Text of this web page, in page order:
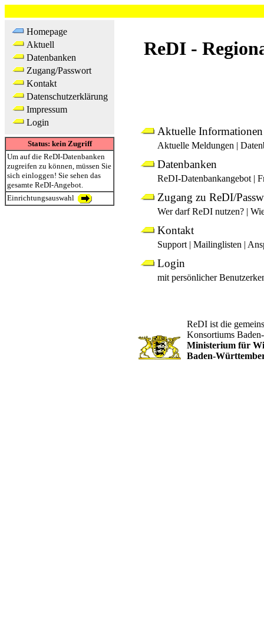
Homepage
Aktuell
Datenbanken
Zugang/Passwort
Kontakt
Datenschutzerklärung
Impressum
Login
Status: kein Zugriff
Um auf die ReDI-Datenbanken
zugreifen zu können, müssen Sie
sich einloggen! Sie sehen das
gesamte ReDI-Angebot.
Einrichtungsauswahl
ReDI -
Aktuelle Informationen
Aktuelle Meldungen |
Datenbanken
ReDI-Datenbankangebot |
Zugang zu ReDI/
Wer darf ReDI nutzen? |
Kontakt
Support | Mailinglisten |
Login
mit persönlicher
ReDI ist die
Konsortiums
Ministerium für
Baden-